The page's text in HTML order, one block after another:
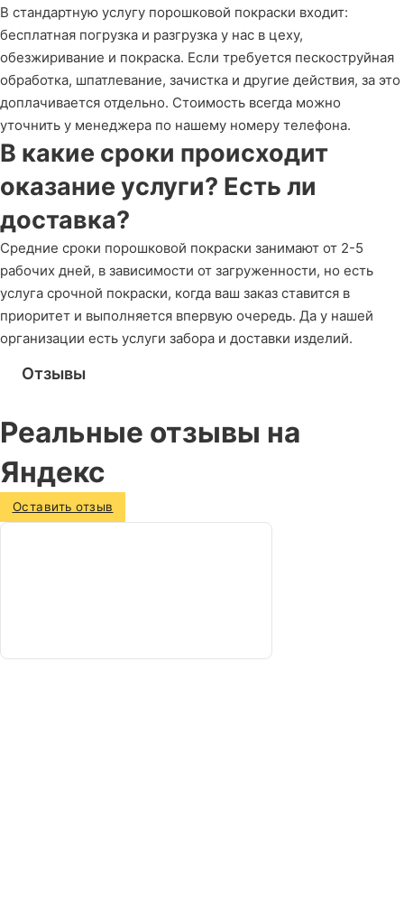
В стандартную услугу порошковой покраски входит:
бесплатная погрузка и разгрузка у нас в цеху,
обезжиривание и покраска. Если требуется пескоструйная
обработка, шпатлевание, зачистка и другие действия, за это
доплачивается отдельно. Стоимость всегда можно
уточнить у менеджера по нашему номеру телефона.
В какие сроки происходит
оказание услуги? Есть ли
доставка?
Средние сроки порошковой покраски занимают от 2-5
рабочих дней, в зависимости от загруженности, но есть
услуга срочной покраски, когда ваш заказ ставится в
приоритет и выполняется впервую очередь. Да у нашей
организации есть услуги забора и доставки изделий.
Отзывы
Реальные отзывы на
Яндекс
Оставить отзыв